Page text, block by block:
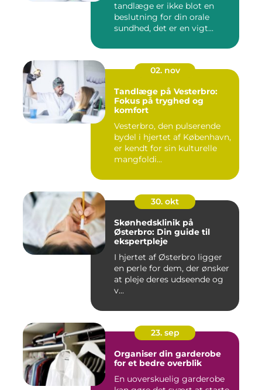
tandlæge er ikke blot en
beslutning for din orale
sundhed, det er en vigt...
02. nov
Tandlæge på Vesterbro:
Fokus på tryghed og
komfort
Vesterbro, den pulserende
bydel i hjertet af København,
er kendt for sin kulturelle
mangfoldi...
30. okt
Skønhedsklinik på
Østerbro: Din guide til
ekspertpleje
I hjertet af Østerbro ligger
en perle for dem, der ønsker
at pleje deres udseende og
v...
23. sep
Organiser din garderobe
for et bedre overblik
En uoverskuelig garderobe